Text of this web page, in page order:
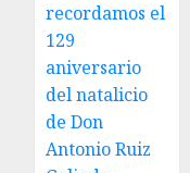
recordamos el
129
aniversario
del natalicio
de Don
Antonio Ruiz